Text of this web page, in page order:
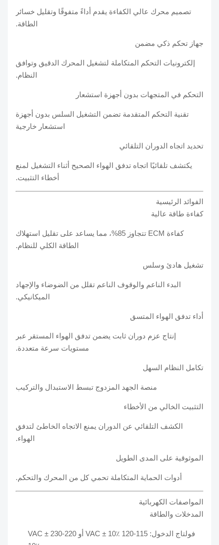
تصميم محرك عالي الكفاءة يقدم أداءً متفوقًا وتقليل خسائر
الطاقة.
جهاز تحكم ذكي مضمن
إلكترونيات التحكم المتكاملة لتشغيل المحرك الدقيق وتوافق
النظام.
التحكم في المتجهات بدون أجهزة استشعار
تقنية التحكم المتقدمة تضمن التشغيل السلس بدون أجهزة
استشعار خارجية
تحديد اتجاه الدوران التلقائي
يكتشف تلقائيًا اتجاه تدفق الهواء الصحيح أثناء التشغيل لمنع
أخطاء التثبيت.
الفوائد الرئيسية
كفاءة طاقة عالية
كفاءة ECM تتجاوز 85%، مما يساعد على تقليل استهلاك
الطاقة الكلي للنظام.
تشغيل هادئ وسلس
البدء الناعم والوقوف الناعم تقلل من الضوضاء والإجهاد
الميكانيكي.
أداء تدفق الهواء المتسق
إنتاج عزم دوران ثابت يضمن تدفق الهواء المستقر عبر
مستويات سرعة متعددة.
تكامل النظام السهل
منصة الجهد المزدوج تبسط الاستبدال والتركيب
التثبيت الخالي من الأخطاء
الكشف التلقائي عن الدوران يمنع الاتجاه الخاطئ لتدفق
الهواء.
الموثوقية على المدى الطويل
أدوات الحماية المتكاملة تحمي كل من المحرك والتحكم.
المواصفات الكهربائية
المدخلات والطاقة
فولتاج الدخول: 115-120 VAC ± 10٪ أو 220-230 VAC ±